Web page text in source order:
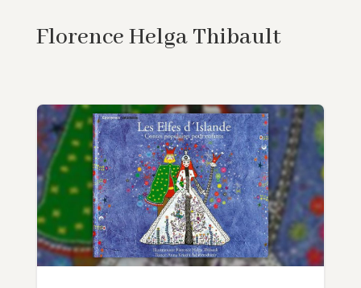
Florence Helga Thibault